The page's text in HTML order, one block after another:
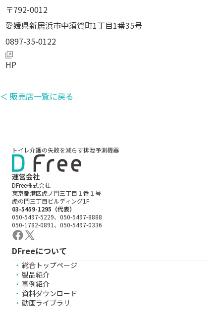
792-0012
愛媛県新居浜市中須賀町1丁目1番35号
0897-35-0122
＜ 販売店一覧に戻る
トイレ介護の失敗を減らす排泄予測機器
運営会社
DFree株式会社
東京都港区虎ノ門三丁目１番１号
虎の門三丁目ビルディング1F
03-5459-1295（代表）
050-5497-5229、050-5497-8888
050-1782-0891、050-5497-0336
DFreeについて
総合トップページ
製品紹介
事例紹介
資料ダウンロード
動画ライブラリ